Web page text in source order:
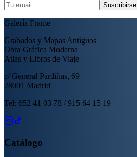
Suscribirse
Galería Frame
Grabados y Mapas Antiguos
Obra Gráfica Moderna
Atlas y Libros de Viaje
c/ General Pardiñas, 69
28001 Madrid
Tel: 652 41 03 78 / 915 64 15 19
Catálogo